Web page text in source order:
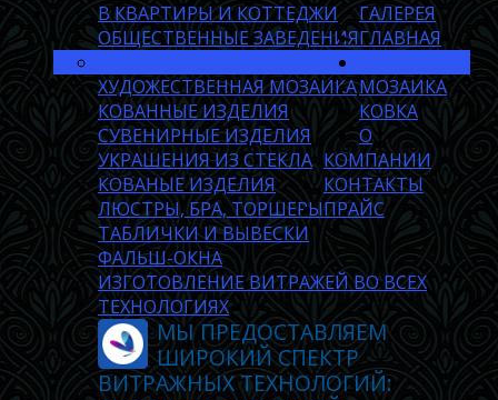
ГАЛЕРЕЯ
В КВАРТИРЫ И КОТТЕДЖИ
ОБЩЕСТВЕННЫЕ ЗАВЕДЕНИЯ
ХУДОЖЕСТВЕННАЯ МОЗАИКА
КОВАННЫЕ ИЗДЕЛИЯ
СУВЕНИРНЫЕ ИЗДЕЛИЯ
УКРАШЕНИЯ ИЗ СТЕКЛА
КОВАНЫЕ ИЗДЕЛИЯ
ЛЮСТРЫ, БРА, ТОРШЕРЫ
ТАБЛИЧКИ И ВЫВЕСКИ
ФАЛЬШ-ОКНА
ГЛАВНАЯ
ИЗГОТОВЛЕНИЕ ВИТРАЖЕЙ ВО ВСЕХ
ТЕХНОЛОГИЯХ
МЫ ПРЕДОСТАВЛЯЕМ
ШИРОКИЙ СПЕКТР
ВИТРАЖНЫХ ТЕХНОЛОГИЙ:
МОЗАИКА
КОВКА
О
КОМПАНИИ
КОНТАКТЫ
ПРАЙС